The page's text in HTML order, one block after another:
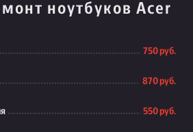
ноутбуков Acer
750 руб.
870 руб.
550 руб.